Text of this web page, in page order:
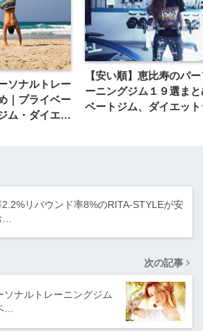
ソナルトレー
｜プライベー
ム・ダイエッ
【安い順】恵比寿のパ
ーニングジム１９選ま
ベートジム、ダイエッ
2.2%リバウンド率8%のRITA-STYLEが安
次の記事
ソナルトレーニングジム
…